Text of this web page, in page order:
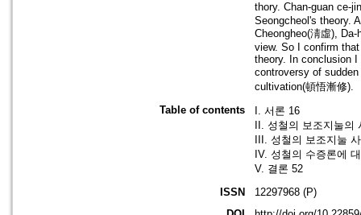
thory. Chan-guan ce-
Seongcheol's theory.
Cheongheo(淸虛),
view. So I confirm
theory. In conclusion
controversy of
cultivation(頓悟漸修).
Table of contents
I. 서론 16
II. 성철의 보조지눌의
III. 성철의 보조지눌
IV. 성철의 수증론에
V. 결론 52
ISSN
12297968 (P)